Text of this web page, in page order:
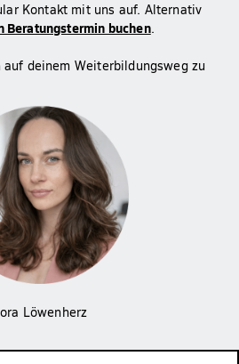
Kontakt mit uns auf. Alternativ
Beratungstermin buchen.
deinem Weiterbildungsweg zu
Löwenherz